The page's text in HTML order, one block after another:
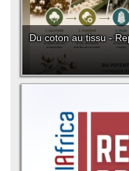
Du coton au tissu -